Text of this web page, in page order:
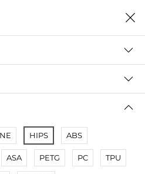
0
HIPS ABS
ASA PETG PC TPU